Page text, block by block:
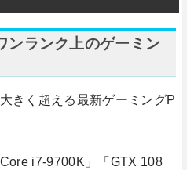
ンランク上のゲーミン
きく超える最新ゲーミングP
i7-9700K」「GTX 108